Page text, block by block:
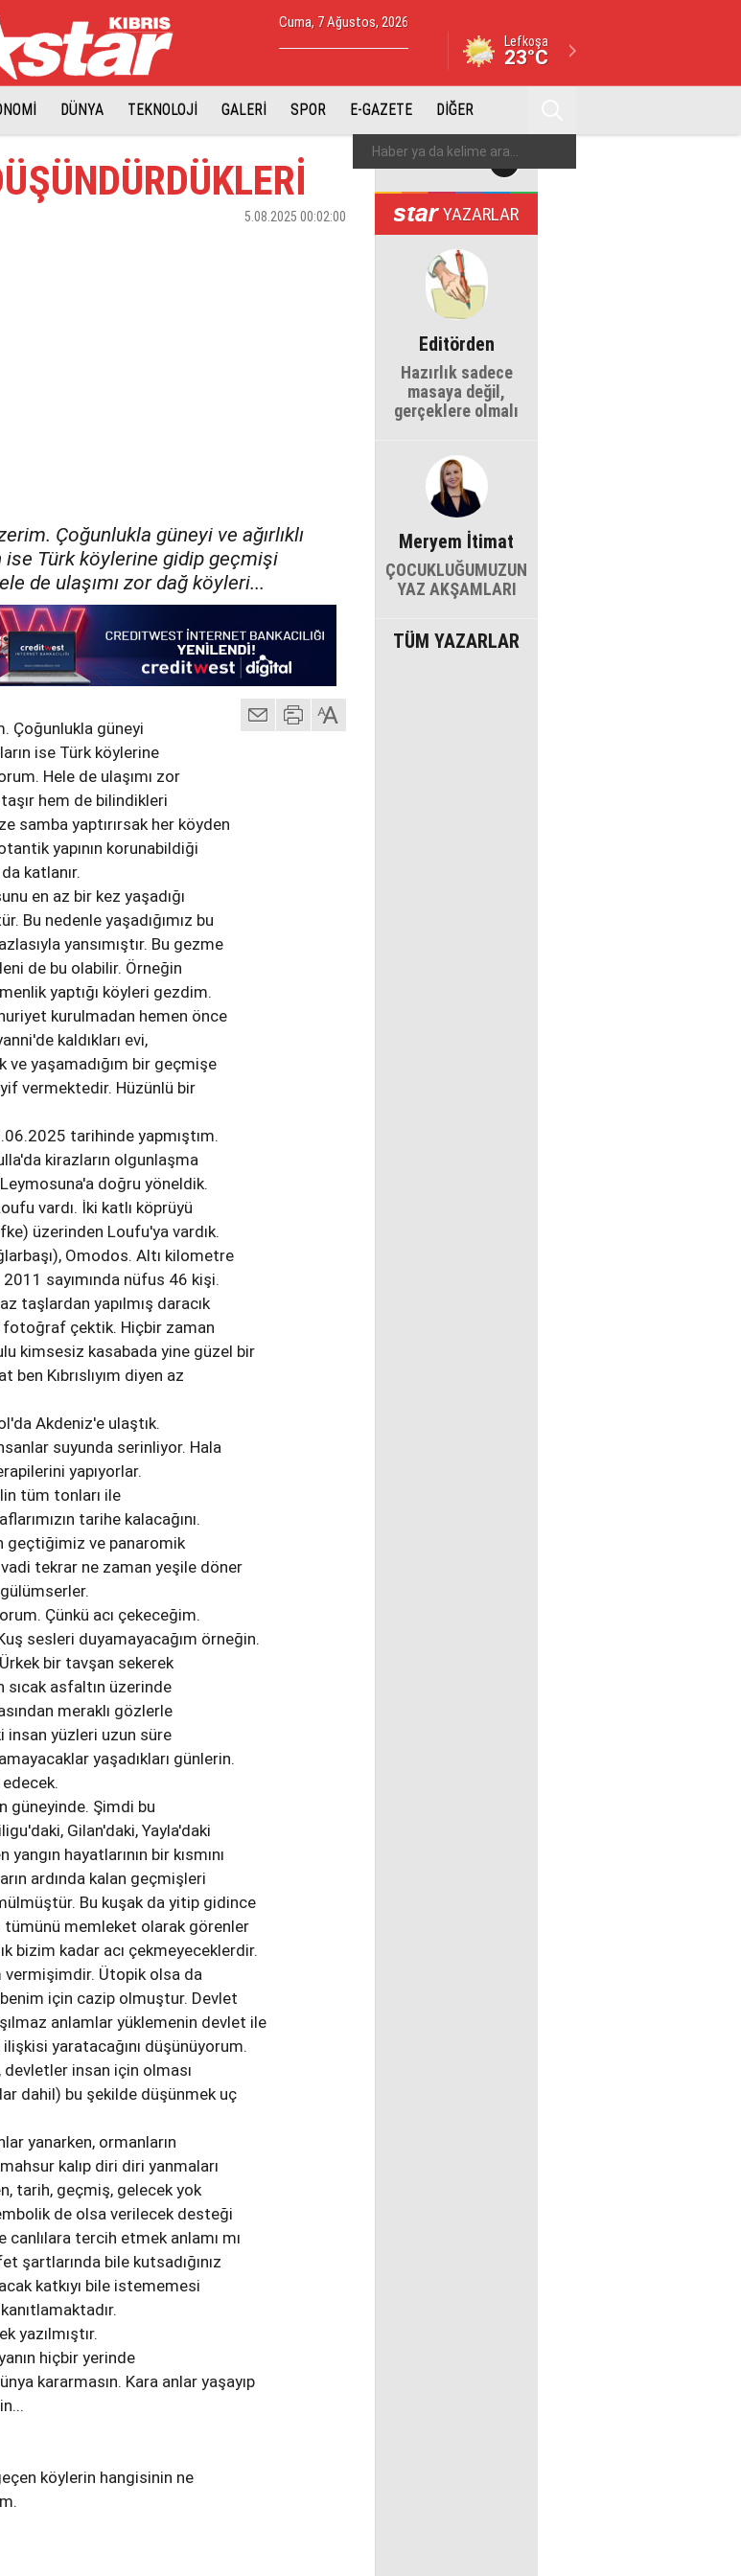
Cuma, 7 Ağustos, 2026
Lefkoşa
23°C
DÜNYA TEKNOLOJİ GALERİ SPOR E-GAZETE DİĞER
5.08.2025 00:02:00
Çoğunlukla güneyi ve ağırlıklı
ise Türk köylerine gidip geçmişi
de ulaşımı zor dağ köyleri...
Çoğunlukla güneyi
ise Türk köylerine
Hele de ulaşımı zor
hem de bilindikleri
samba yaptırırsak her köyden
yapının korunabildiği
katlanır.
en az bir kez yaşadığı
Bu nedenle yaşadığımız bu
yansımıştır. Bu gezme
de bu olabilir. Örneğin
yaptığı köyleri gezdim.
kurulmadan hemen önce
kaldıkları evi,
yaşamadığım bir geçmişe
vermektedir. Hüzünlü bir
tarihinde yapmıştım.
kirazların olgunlaşma
doğru yöneldik.
vardı. İki katlı köprüyü
üzerinden Loufu'ya vardık.
Omodos. Altı kilometre
sayımında nüfus 46 kişi.
taşlardan yapılmış daracık
fotoğraf çektik. Hiçbir zaman
kimsesiz kasabada yine güzel bir
Kıbrıslıyım diyen az
Akdeniz'e ulaştık.
suyunda serinliyor. Hala
yapıyorlar.
tüm tonları ile
tarihe kalacağını.
geçtiğimiz ve panaromik
tekrar ne zaman yeşile döner
gülümserler.
Çünkü acı çekeceğim.
sesleri duyamayacağım örneğin.
bir tavşan sekerek
sıcak asfaltın üzerinde
meraklı gözlerle
insan yüzleri uzun süre
yaşadıkları günlerin.
güneyinde. Şimdi bu
Gilan'daki, Yayla'daki
hayatlarının bir kısmını
ardında kalan geçmişleri
Bu kuşak da yitip gidince
tümünü memleket olarak görenler
bizim kadar acı çekmeyeceklerdir.
vermişimdir. Ütopik olsa da
için cazip olmuştur. Devlet
anlamlar yüklemenin devlet ile
yaratacağını düşünüyorum.
insan için olması
dahil) bu şekilde düşünmek uç
yanarken, ormanların
kalıp diri diri yanmaları
tarih, geçmiş, gelecek yok
de olsa verilecek desteği
tercih etmek anlamı mı
şartlarında bile kutsadığınız
katkıyı bile istememesi
yazılmıştır.
hiçbir yerinde
kararmasın. Kara anlar yaşayıp
köylerin hangisinin ne
YAZARLAR
Editörden
Hazırlık sadece
masaya değil,
gerçeklere olmalı
Meryem İtimat
ÇOCUKLUĞUMUZUN
YAZ AKŞAMLARI
TÜM YAZARLAR